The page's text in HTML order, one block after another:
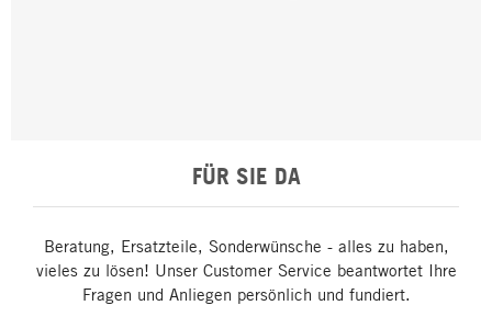
FÜR SIE DA
Beratung, Ersatzteile, Sonderwünsche - alles zu haben,
vieles zu lösen! Unser Customer Service beantwortet Ihre
Fragen und Anliegen persönlich und fundiert.